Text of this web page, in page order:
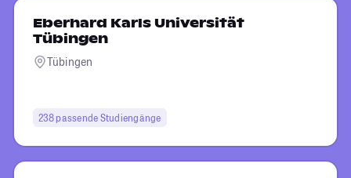
Eberhard Karls Universität
Tübingen
Tübingen
238 passende Studiengänge